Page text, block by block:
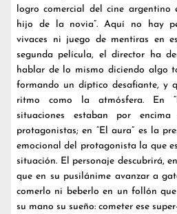
logro comercial del cine argentino
hijo de la novia”. Aquí no hay
vivaces ni juego de mentiras en
segunda película, el director ha
hablar de lo mismo diciendo algo
formando un díptico desafiante, y
ritmo como la atmósfera. En
situaciones estaban por
protagonistas; en “El aura” es la
emocional del protagonista la que
situación. El personaje descubrirá,
que en su pusilánime avanzar a
comerlo ni beberlo en un follón
su mano su sueño: cometer ese